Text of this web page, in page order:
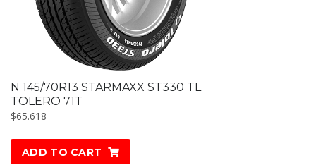
N 145/70R13 STARMAXX ST330 TL
TOLERO 71T
$65.618
ADD TO CART